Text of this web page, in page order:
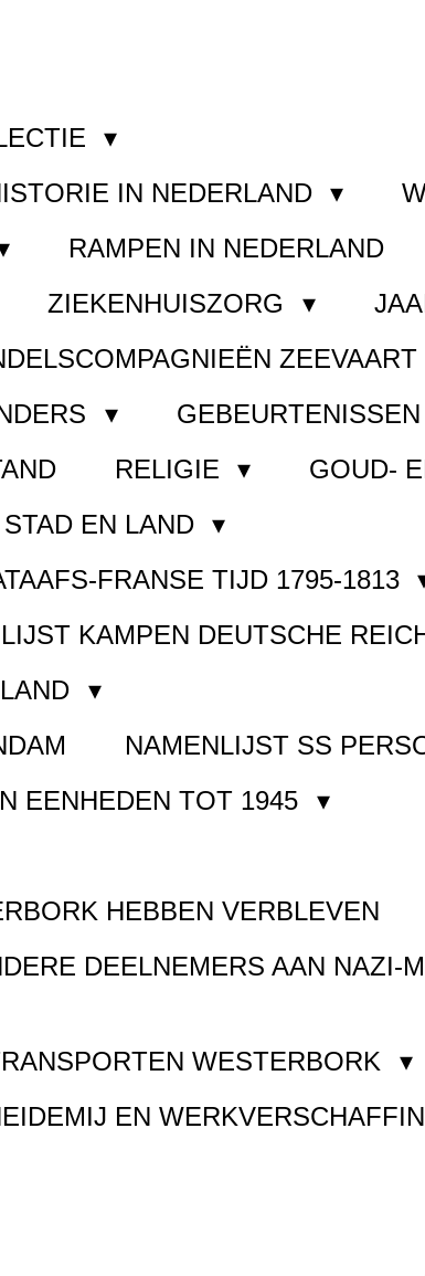
IN NEDERLAND
RAMPEN IN NEDERLAND
ZIEKENHUISZORG
ZEEVAART
GEBEURTENISSEN
RELIGIE
GOUD-
EN LAND
FRANSE TIJD 1795-1813
LIJST KAMPEN DEUTSCHE
NAMENLIJST SS
EENHEDEN TOT 1945
HEBBEN VERBLEVEN
DEELNEMERS AAN NAZI-
WESTERBORK
EN